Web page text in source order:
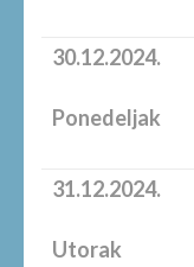
30.12.2024.
Ponedeljak
31.12.2024.
Utorak